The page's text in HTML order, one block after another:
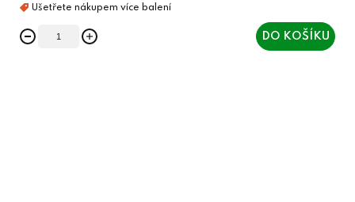
DO KOŠÍKU